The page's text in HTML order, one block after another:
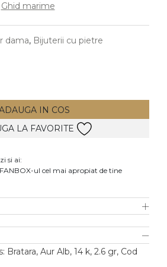
Vezi toate
Ghid marime
dama, Bijuterii cu pietre
IN COS
LA FAVORITE
si ai:
ul cel mai apropiat de tine
Bratara, Aur Alb, 14 k, 2.6 gr, Cod